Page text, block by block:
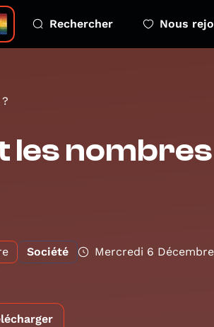
Rechercher Nous
les
Société Mercredi 6